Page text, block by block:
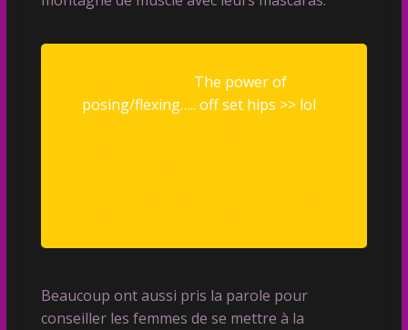
The power of
posing/flexing….. off set hips >> lol
Beaucoup ont aussi pris la parole pour
conseiller les femmes de se mettre à la